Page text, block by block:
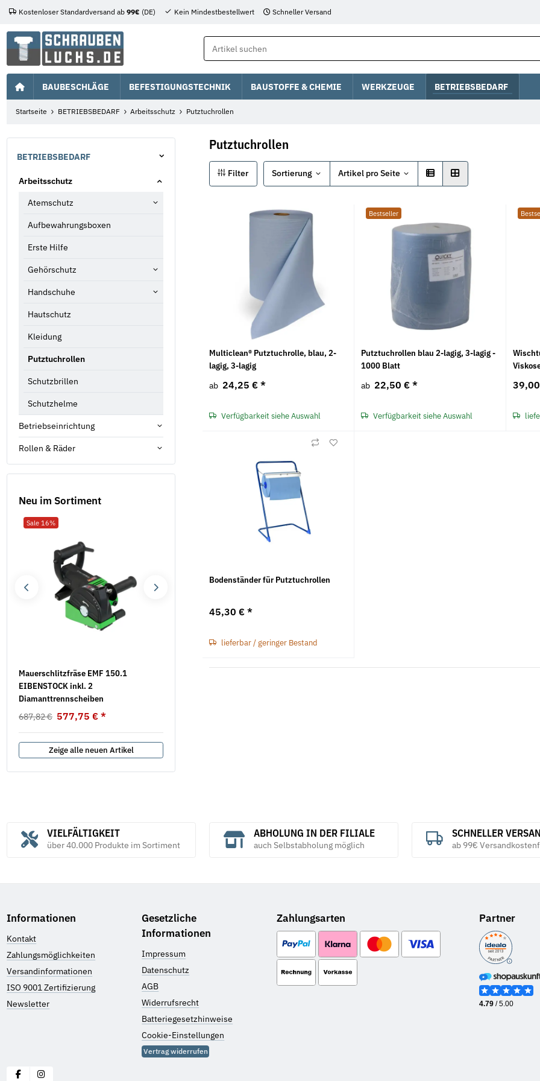
Kostenloser Standardversand ab 99€ (DE) Kein Mindestbestellwert Schneller Versand
BAUBESCHLÄGE BEFESTIGUNGSTECHNIK BAUSTOFFE & CHEMIE WERKZEUGE BETRIEBSBEDARF
Startseite BETRIEBSBEDARF Arbeitsschutz Putztuchrollen
Putztuchrollen
Filter Sortierung Artikel pro Seite
Multiclean® Putztuchrolle, blau, 2-
lagig, 3-lagig
ab 24,25 € *
Verfügbarkeit siehe Auswahl
Bestseller
Putztuchrollen blau 2-lagig, 3-lagig -
1000 Blatt
ab 22,50 € *
Verfügbarkeit siehe Auswahl
Bodenständer für Putztuchrollen
45,30 €*
lieferbar / geringer Bestand
BETRIEBSBEDARF
Arbeitsschutz
Atemschutz
Aufbewahrungsboxen
Erste Hilfe
Gehörschutz
Handschuhe
Hautschutz
Kleidung
Putztuchrollen
Schutzbrillen
Schutzhelme
Betriebseinrichtung
Rollen & Räder
Neu im Sortiment
Sale 16%
Mauerschlitzfräse EMF 150.1
EIBENSTOCK inkl. 2
Diamanttrennscheiben
687,82 € 577,75 € *
Zeige alle neuen Artikel
VIELFÄLTIGKEIT
über 40.000 Produkte im Sortiment
ABHOLUNG IN DER FILIALE
auch Selbstabholung möglich
SCHNELLER
ab 99€
Informationen
Kontakt
Zahlungsmöglichkeiten
Versandinformationen
ISO 9001 Zertifizierung
Newsletter
Gesetzliche
Informationen
Impressum
Datenschutz
AGB
Widerrufsrecht
Batteriegesetzhinweise
Cookie-Einstellungen
Vertrag widerrufen
Zahlungsarten Partner